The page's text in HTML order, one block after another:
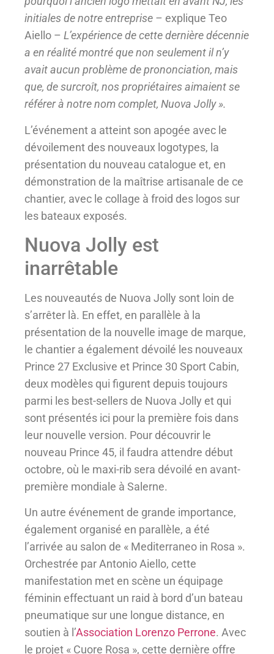
initiales de notre entreprise – explique Teo
Aiello – L’expérience de cette dernière décennie
a en réalité montré que non seulement il n’y
avait aucun problème de prononciation, mais
que, de surcroît, nos propriétaires aimaient se
référer à notre nom complet, Nuova Jolly ».
L’événement a atteint son apogée avec le
dévoilement des nouveaux logotypes, la
présentation du nouveau catalogue et, en
démonstration de la maîtrise artisanale de ce
chantier, avec le collage à froid des logos sur
les bateaux exposés.
Nuova Jolly est
inarrêtable
Les nouveautés de Nuova Jolly sont loin de
s’arrêter là. En effet, en parallèle à la
présentation de la nouvelle image de marque,
le chantier a également dévoilé les nouveaux
Prince 27 Exclusive et Prince 30 Sport Cabin,
deux modèles qui figurent depuis toujours
parmi les best-sellers de Nuova Jolly et qui
sont présentés ici pour la première fois dans
leur nouvelle version. Pour découvrir le
nouveau Prince 45, il faudra attendre début
octobre, où le maxi-rib sera dévoilé en avant-
première mondiale à Salerne.
Un autre événement de grande importance,
également organisé en parallèle, a été
l’arrivée au salon de « Mediterraneo in Rosa ».
Orchestrée par Antonio Aiello, cette
manifestation met en scène un équipage
féminin effectuant un raid à bord d’un bateau
pneumatique sur une longue distance, en
soutien à l’Association Lorenzo Perrone. Avec
le projet « Cuore Rosa », cette dernière offre